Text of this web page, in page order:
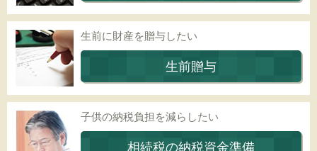
生前に財産を贈与したい
生前贈与
子供の納税負担を減らしたい
相続税の納税資金準備